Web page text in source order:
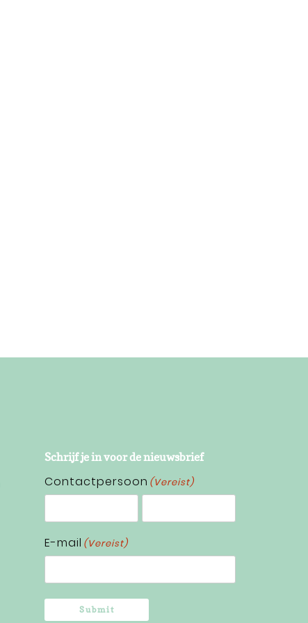
Schrijf je in voor de nieuwsbrief
Contactpersoon (Vereist)
Voornaam
E-mail (Vereist)
Submit